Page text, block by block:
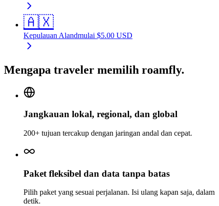
🇦🇽
Kepulauan Alandmulai $5.00 USD
Mengapa traveler memilih roamfly.
Jangkauan lokal, regional, dan global
200+ tujuan tercakup dengan jaringan andal dan cepat.
Paket fleksibel dan data tanpa batas
Pilih paket yang sesuai perjalanan. Isi ulang kapan saja, dalam
detik.